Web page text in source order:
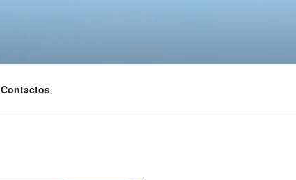
Contactos